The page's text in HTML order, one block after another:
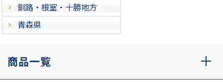
釧路・根室・十勝地方
青森県
商品一覧